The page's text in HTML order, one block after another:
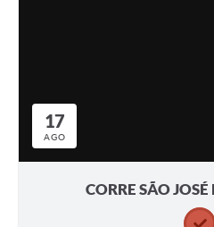
17
AGO
CORRE SÃO